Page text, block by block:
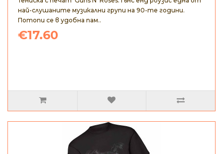
най-слушаните музикални групи на 90-те години.
Потопи се в удобна пам..
€17.60